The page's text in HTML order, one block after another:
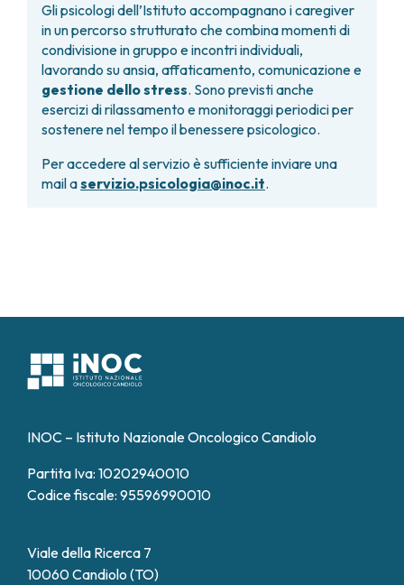
Gli psicologi dell’Istituto accompagnano i caregiver
in un percorso strutturato che combina momenti di
condivisione in gruppo e incontri individuali,
lavorando su ansia, affaticamento, comunicazione e
gestione dello stress. Sono previsti anche
esercizi di rilassamento e monitoraggi periodici per
sostenere nel tempo il benessere psicologico.
Per accedere al servizio è sufficiente inviare una
mail aservizio.psicologia@inoc.it.
INOC – Istituto Nazionale Oncologico Candiolo
Partita Iva: 10202940010
Codice fiscale: 95596990010
Viale della Ricerca 7
10060 Candiolo (TO)